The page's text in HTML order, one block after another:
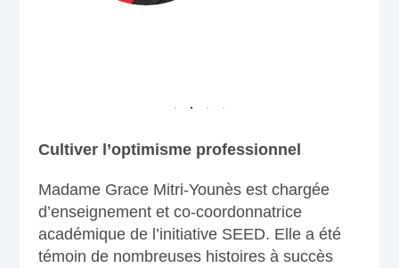
Cultiver l’optimisme professionnel
Madame Grace Mitri-Younès est chargée
d’enseignement et co-coordonnatrice
académique de l’initiative SEED. Elle a été
témoin de nombreuses histoires à succès